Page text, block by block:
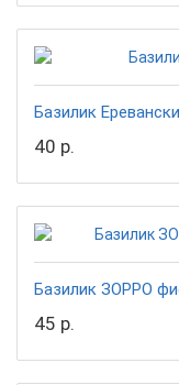
Базилик
40 р.
Базилик ЗОРРО
45 р.